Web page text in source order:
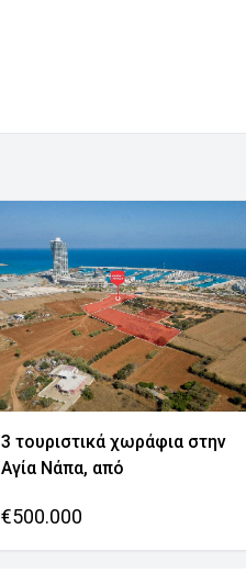
3 τουριστικά χωράφια στην
Αγία Νάπα, από
€500.000